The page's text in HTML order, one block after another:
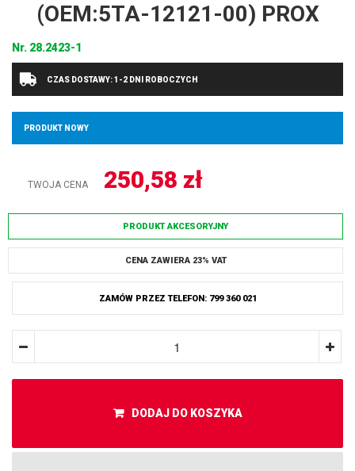
(OEM:5TA-12121-00) PROX
Nr. 28.2423-1
CZAS DOSTAWY: 1-2 DNI ROBOCZYCH
PRODUKT NOWY
TWOJA CENA 250,58 zł
PRODUKT AKCESORYJNY
CENA ZAWIERA 23% VAT
ZAMÓW PRZEZ TELEFON: 799 360 021
DODAJ DO KOSZYKA